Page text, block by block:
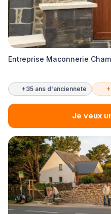
Entreprise Maçonnerie
+35 ans d'ancienneté
Je veux